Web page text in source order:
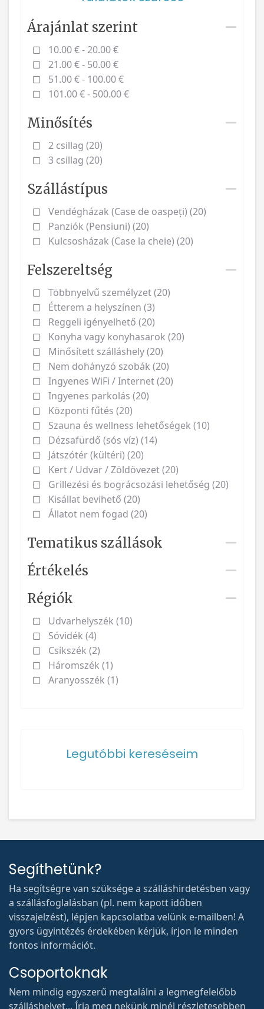
Árajánlat szerint
10.00 € - 20.00 €
21.00 € - 50.00 €
51.00 € - 100.00 €
101.00 € - 500.00 €
Minősítés
2 csillag (20)
3 csillag (20)
Szállástípus
Vendégházak (Case de oaspeți) (20)
Panziók (Pensiuni) (20)
Kulcsosházak (Case la cheie) (20)
Felszereltség
Többnyelvű személyzet (20)
Étterem a helyszínen (3)
Reggeli igényelhető (20)
Konyha vagy konyhasarok (20)
Minősített szálláshely (20)
Nem dohányzó szobák (20)
Ingyenes WiFi / Internet (20)
Ingyenes parkolás (20)
Központi fűtés (20)
Szauna és wellness lehetőségek (10)
Dézsafürdő (sós víz) (14)
Játszótér (kültéri) (20)
Kert / Udvar / Zöldövezet (20)
Grillezési és bográcsozási lehetőség (20)
Kisállat bevihető (20)
Állatot nem fogad (20)
Tematikus szállások
Értékelés
Régiók
Udvarhelyszék (10)
Sóvidék (4)
Csíkszék (2)
Háromszék (1)
Aranyosszék (1)
Legutóbbi kereséseim
Segíthetünk?
Ha segítségre van szüksége a szálláshirdetésben vagy
a szállásfoglalásban (pl. nem kapott időben
visszajelzést), lépjen kapcsolatba velünk e-mailben! A
gyors ügyintézés érdekében kérjük, írjon le minden
fontos információt.
Csoportoknak
Nem mindig egyszerű megtalálni a legmegfelelőbb
szálláshelyet... Írja meg nekünk minél részletesebben